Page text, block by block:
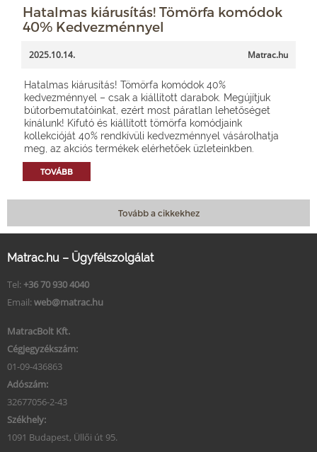
Hatalmas kiárusítás! Tömörfa komódok
40% Kedvezménnyel
2025.10.14. Matrac.hu
Hatalmas kiárusítás! Tömörfa komódok 40%
kedvezménnyel – csak a kiállított darabok. Megújítjuk
bútorbemutatóinkat, ezért most páratlan lehetőséget
kínálunk! Kifutó és kiállított tömörfa komódjaink
kollekcióját 40% rendkívüli kedvezménnyel vásárolhatja
meg, az akciós termékek elérhetőek üzleteinkben.
TOVÁBB
Tovább a cikkekhez
Matrac.hu – Ügyfélszolgálat
Tel: +36 70 930 4040
Email: web@matrac.hu
MatracBolt Kft.
Cégjegyzékszám:
01-09-436863
Adószám:
32677056-2-43
Székhely:
1091 Budapest, Üllői út 95.